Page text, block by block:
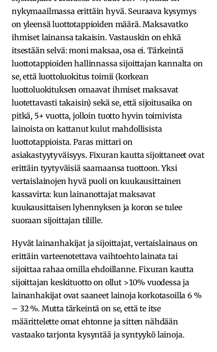
nykymaailmassa erittäin hyvä. Seuraava kysymys
on yleensä luottotappioiden määrä. Maksavatko
ihmiset lainansa takaisin. Vastauskin on ehkä
itsestään selvä: moni maksaa, osa ei. Tärkeintä
luottotappioiden hallinnassa sijoittajan kannalta on
se, että luottoluokitus toimii (korkean
luottoluokituksen omaavat ihmiset maksavat
luotettavasti takaisin) sekä se, että sijoitusaika on
pitkä, 5+ vuotta, jolloin tuotto hyvin toimivista
lainoista on kattanut kulut mahdollisista
luottotappioista. Paras mittari on
asiakastyytyväisyys. Fixuran kautta sijoittaneet ovat
erittäin tyytyväisiä saamaansa tuottoon. Yksi
vertaislainojen hyvä puoli on kuukausittainen
kassavirta: kun lainanottajat maksavat
kuukausittaisen lyhennyksen ja koron se tulee
suoraan sijoittajan tilille.
Hyvät lainanhakijat ja sijoittajat, vertaislainaus on
erittäin varteenotettava vaihtoehto lainata tai
sijoittaa rahaa omilla ehdoillanne. Fixuran kautta
sijoittajan keskituotto on ollut >10% vuodessa ja
lainanhakijat ovat saaneet lainoja korkotasoilla 6 %
– 32 %. Mutta tärkeintä on se, että te itse
määrittelette omat ehtonne ja sitten nähdään
vastaako tarjonta kysyntää ja syntyykö lainoja.